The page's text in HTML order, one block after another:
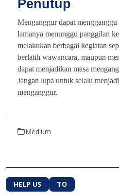
Penutup
Menganggur dapat
lamanya menunggu panggilan
melakukan berbagai kegiatan
berlatih wawancara, maupun
dapat menjadikan masa
Jangan lupa untuk selalu
menganggur.
Medium
HELP US TO